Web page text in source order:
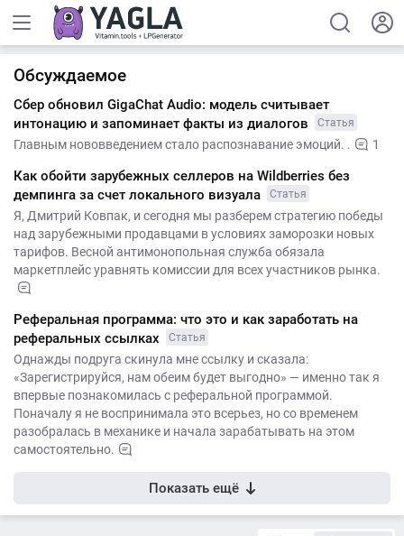
Обсуждаемое
Сбер обновил GigaChat Audio: модель считывает
интонацию и запоминает факты из диалогов
Статья
Главным нововведением стало распознавание эмоций. . 1
Как обойти зарубежных селлеров на Wildberries без
демпинга за счет локального визуала
Статья
Я, Дмитрий Ковпак, и сегодня мы разберем стратегию победы
над зарубежными продавцами в условиях заморозки новых
тарифов. Весной антимонопольная служба обязала
маркетплейс уравнять комиссии для всех участников рынка.
Реферальная программа: что это и как заработать на
реферальных ссылках
Статья
Однажды подруга скинула мне ссылку и сказала:
«Зарегистрируйся, нам обеим будет выгодно» — именно так я
впервые познакомилась с реферальной программой.
Поначалу я не воспринимала это всерьез, но со временем
разобралась в механике и начала зарабатывать на этом
самостоятельно.
Показать ещё